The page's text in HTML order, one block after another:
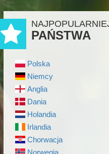
PAŃSTWA
Polska
Niemcy
Anglia
Dania
Holandia
Irlandia
Chorwacja
Norwegia